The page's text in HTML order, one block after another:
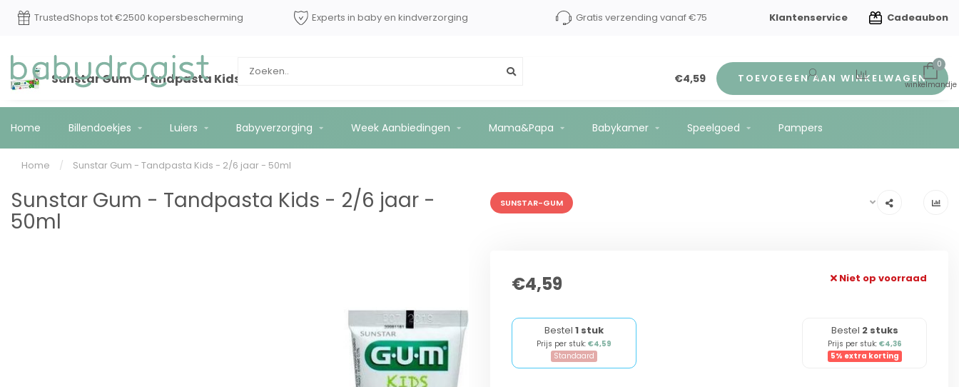
Op werkdagen voor 15:00 besteld? Vandaag
verzonden!* TrustedShops tot €2500 kopersbescherming Experts in baby en kindverzorging Gratis verzending vanaf €75
Klantenservice Cadeaubon
0
Home Billendoekjes Luiers Babyverzorging Week Aanbiedingen Mama&Papa Babykamer Speelgoed Pampers
Home / Sunstar Gum - Tandpasta Kids - 2/6 jaar - 50ml
Sunstar Gum - Tandpasta Kids - 2/6 jaar - 50ml €4,59 TOEVOEGEN AAN WINKELWAGEN
Sunstar Gum - Tandpasta Kids - 2/6 jaar -
50ml
SUNSTAR-GUM
€4,59 Niet op voorraad
Bestel 1 stuk
Prijs per stuk: €4,59
Standaard
Bestel 2 stuks
Prijs per stuk: €4,36
5% extra korting